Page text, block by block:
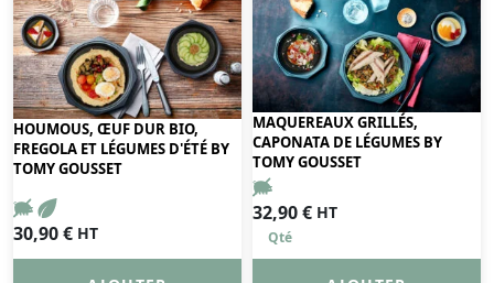
DÉCOUVRIR
HOUMOUS, ŒUF DUR BIO,
FREGOLA ET LÉGUMES D'ÉTÉ BY
TOMY GOUSSET
30,90€ HT
DÉCOUVRIR
MAQUEREAUX GRILLÉS,
CAPONATA DE LÉGUMES BY
TOMY GOUSSET
32,90€ HT